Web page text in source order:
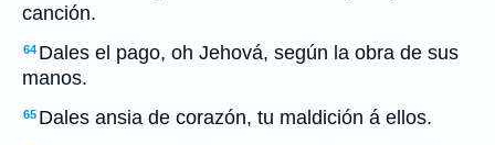
canción.
64 Dales el pago, oh Jehová, según la obra de sus
manos.
65 Dales ansia de corazón, tu maldición á ellos.